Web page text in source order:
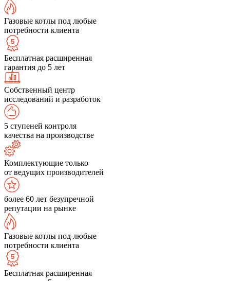
Газовые котлы под любые
потребности клиента
Бесплатная расширенная
гарантия до 5 лет
Собственный центр
исследований и разработок
5 ступеней контроля
качества на производстве
Комплектующие только
от ведущих производителей
более 60 лет безупречной
репутации на рынке
Газовые котлы под любые
потребности клиента
Бесплатная расширенная